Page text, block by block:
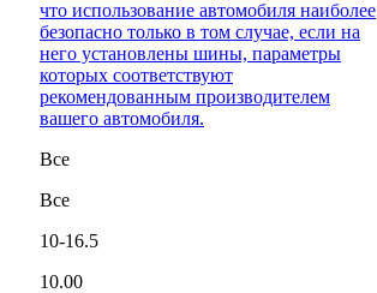
что использование автомобиля наиболее
безопасно только в том случае, если на
него установлены шины, параметры
которых соответствуют
рекомендованным производителем
вашего автомобиля.
Все
Все
10-16.5
10.00